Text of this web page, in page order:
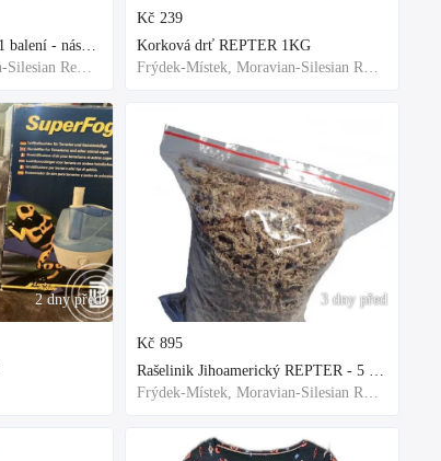
Rašeliník živý REPTER 1 balení - násada, TOP kvalita 30cm-30cm-8cm
Frýdek-Místek, Moravian-Silesian Region,Others
2 dny před
Kč 239
Korková drť REPTER 1KG
Frýdek-Místek, Moravian-Silesian Region,Others
3 dny před
Kč 895
Rašelinik Jihoamerický REPTER - 5 balení - 500g -
Frýdek-Místek, Moravian-Silesian Region,Others